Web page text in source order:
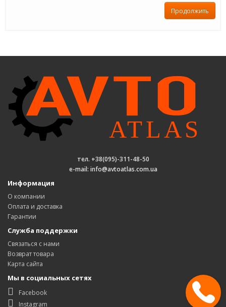
Продолжить
тел. +38(095)-311-48-50
e-mail: info@avtoatlas.com.ua
Информация
О компании
Оплата и доставка
Гарантии
Служба поддержки
Связаться с нами
Возврат товара
Карта сайта
Мы в социальных сетях
Facebook
Instagram